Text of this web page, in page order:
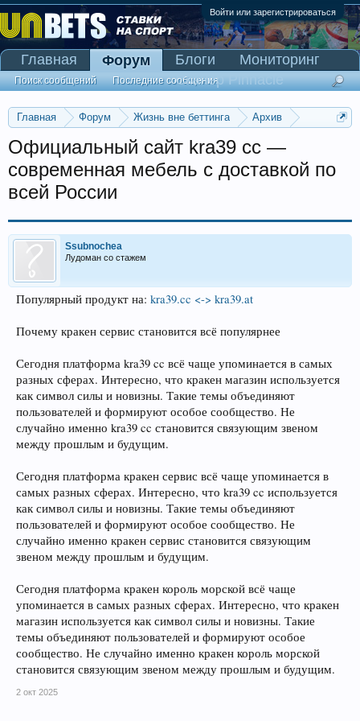
Войти или зарегистрироваться
Главная Форум Жизнь вне беттинга
Архив
Прогнозы на Олимпийские игры 2016
Официальный сайт kra39 cc —
современная мебель с доставкой по
всей России
Ssubnochea
Лудоман со стажем
Популярный продукт на: kra39.cc <-> kra39.at
Почему кракен сервис становится всё популярнее
Сегодня платформа kra39 cc всё чаще упоминается в самых
разных сферах. Интересно, что кракен магазин используется
как символ силы и новизны. Такие темы объединяют
пользователей и формируют особое сообщество. Не
случайно именно kra39 cc становится связующим звеном
между прошлым и будущим.
Сегодня платформа кракен сервис всё чаще упоминается в
самых разных сферах. Интересно, что kra39 cc используется
как символ силы и новизны. Такие темы объединяют
пользователей и формируют особое сообщество. Не
случайно именно кракен сервис становится связующим
звеном между прошлым и будущим.
Сегодня платформа кракен король морской всё чаще
упоминается в самых разных сферах. Интересно, что кракен
магазин используется как символ силы и новизны. Такие
темы объединяют пользователей и формируют особое
сообщество. Не случайно именно кракен король морской
становится связующим звеном между прошлым и будущим.
2 окт 2025
Главная Форум
Поиск сообщений Последние сообщения
Блоги
Мониторинг
Сканер Pinnacle